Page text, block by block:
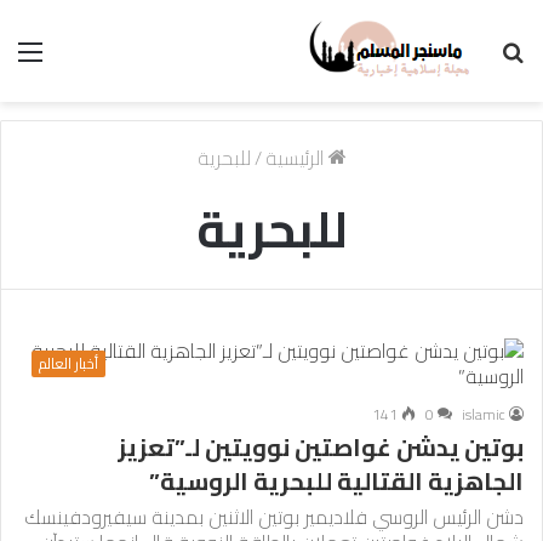
الرئيسية/للبحرية
للبحرية
أخبار العالم
islamic
0
141
بوتين يدشن غواصتين نوويتين لـ”تعزيز
الجاهزية القتالية للبحرية الروسية”
دشن الرئيس الروسي فلاديمير بوتين الاثنين بمدينة سيفيرودفينسك